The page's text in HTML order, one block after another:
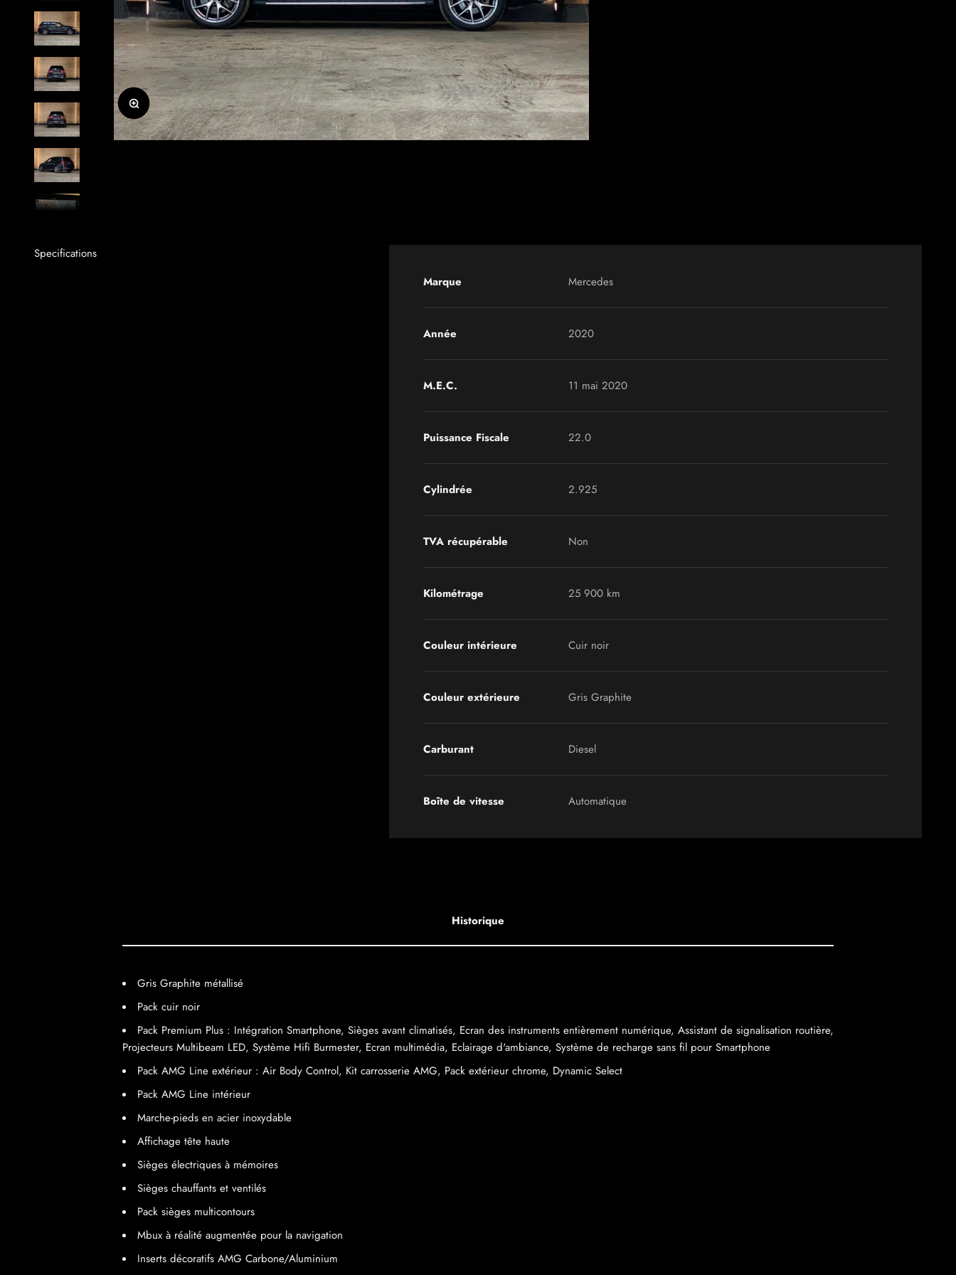
Zoomer sur l'image
Specifications
Marque
Mercedes
Année 2020
M.E.C. 11 mai 2020
Puissance Fiscale 22.0
Cylindrée 2.925
TVA récupérable Non
Kilométrage 25 900 km
Couleur intérieure Cuir noir
Couleur extérieure Gris Graphite
Carburant Diesel
Boîte de vitesse Automatique
Historique
Gris Graphite métallisé
Pack cuir noir
Pack Premium Plus : Intégration Smartphone, Sièges avant climatisés, Ecran des instruments entièrement numérique, Assistant de signalisation routière,
Projecteurs Multibeam LED, Système Hifi Burmester, Ecran multimédia, Eclairage d'ambiance, Système de recharge sans fil pour Smartphone
Pack AMG Line extérieur : Air Body Control, Kit carrosserie AMG, Pack extérieur chrome, Dynamic Select
Pack AMG Line intérieur
Marche-pieds en acier inoxydable
Affichage tête haute
Sièges électriques à mémoires
Sièges chauffants et ventilés
Pack sièges multicontours
Mbux à réalité augmentée pour la navigation
Inserts décoratifs AMG Carbone/Aluminium